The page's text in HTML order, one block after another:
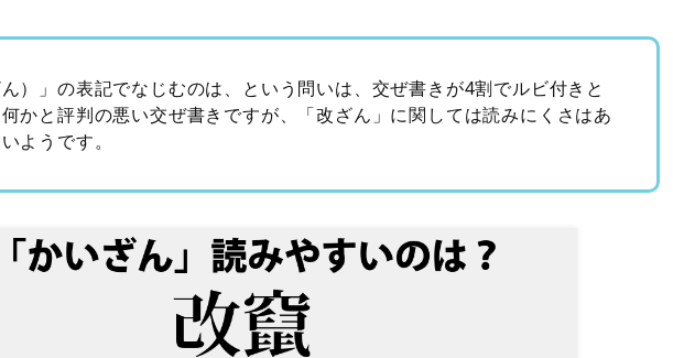
ん）」の表記でなじむのは、という問いは、交ぜ書きが4割でルビ付きと
かと評判の悪い交ぜ書きですが、「改ざん」に関しては読みにくさはあ
ようです。